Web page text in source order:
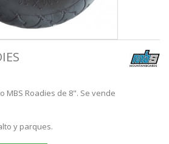
MBS Roadies de 8". Se vende
y parques.